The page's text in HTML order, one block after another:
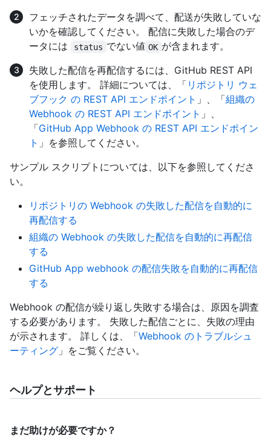
フェッチされたデータを調べて、配送が失敗していな
いかを確認してください。 配信に失敗した場合のデ
ータには
status でない値 OK が含まれます。
失敗した配信を再配信するには、GitHub REST API
を使用します。 詳細については、「 リポジトリ ウェ
ブフック の REST API エンドポイント 」、「組織の
Webhook の REST API エンドポイント 」、
「GitHub App Webhook の REST API エンドポイン
ト 」を参照してください。
サンプル スクリプトについては、以下を参照してくださ
い。
リポジトリの Webhook の失敗した配信を自動的に
再配信する
組織の Webhook の失敗した配信を自動的に再配信
する
GitHub App webhook の配信失敗を自動的に再配信
する
Webhook の配信が繰り返し失敗する場合は、原因を調査
する必要があります。 失敗した配信ごとに、失敗の理由
が示されます。 詳しくは、「Webhook のトラブルシュ
ーティング 」をご覧ください。
ヘルプとサポート
まだ助けが必要ですか？